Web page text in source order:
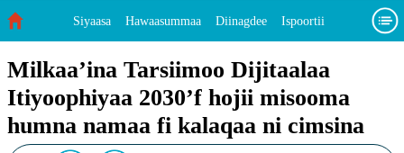
Siyaasa Hawaasummaa Diinagdee Ispoortii
Waa’ee keenya
Milkaa’ina Tarsiimoo Dijitaalaa
Itiyoophiyaa 2030’f hojii misooma
humna namaa fi kalaqaa ni cimsina